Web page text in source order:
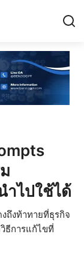
ำไปใช้ได้
ถึงท้าทายที่ธุรกิจ
ธีการแก้ไขที่